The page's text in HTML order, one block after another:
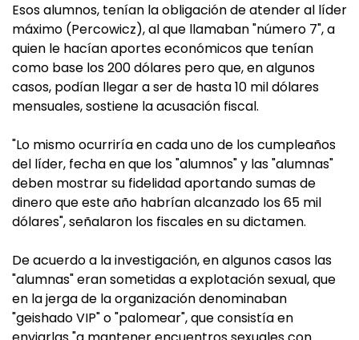
Esos alumnos, tenían la obligación de atender al líder
máximo (Percowicz), al que llamaban "número 7", a
quien le hacían aportes económicos que tenían
como base los 200 dólares pero que, en algunos
casos, podían llegar a ser de hasta 10 mil dólares
mensuales, sostiene la acusación fiscal.
"Lo mismo ocurriría en cada uno de los cumpleaños
del líder, fecha en que los "alumnos" y las "alumnas"
deben mostrar su fidelidad aportando sumas de
dinero que este año habrían alcanzado los 65 mil
dólares", señalaron los fiscales en su dictamen.
De acuerdo a la investigación, en algunos casos las
"alumnas" eran sometidas a explotación sexual, que
en la jerga de la organización denominaban
"geishado VIP" o "palomear", que consistía en